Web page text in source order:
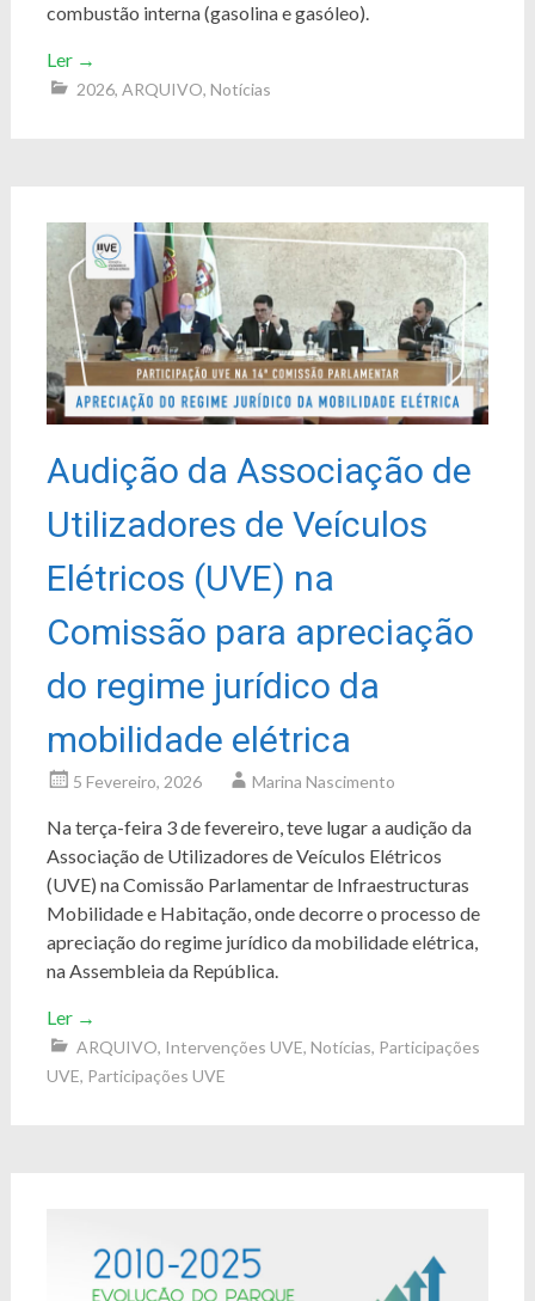
combustão interna (gasolina e gasóleo).
Ler →
2026, ARQUIVO, Notícias
Audição da Associação de
Utilizadores de Veículos
Elétricos (UVE) na
Comissão para apreciação
do regime jurídico da
mobilidade elétrica
5 Fevereiro, 2026 Marina Nascimento
Na terça-feira 3 de fevereiro, teve lugar a audição da
Associação de Utilizadores de Veículos Elétricos
(UVE) na Comissão Parlamentar de Infraestructuras
Mobilidade e Habitação, onde decorre o processo de
apreciação do regime jurídico da mobilidade elétrica,
na Assembleia da República.
Ler →
ARQUIVO, Intervenções UVE, Notícias, Participações
UVE, Participações UVE